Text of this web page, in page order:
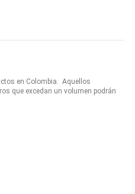
en Colombia. Aquellos
que excedan un volumen podrán